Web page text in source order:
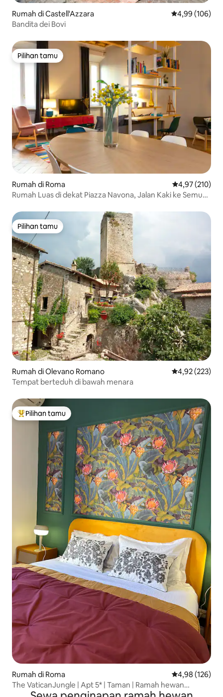
Rumah di Castell'Azzara Nilai rata-rata
4,99 (106)
Bandita dei Bovi
Pilihan tamu
Pilihan tamu
Rumah di Roma Nilai rata-rata
4,97 (210)
Rumah Luas di dekat Piazza Navona, Jalan Kaki ke Semua
Pilihan tamu
Pilihan tamu
Rumah di Olevano Romano Nilai rata-rata
4,92 (223)
Tempat berteduh di bawah menara
Pilihan tamu terpopuler
Pilihan tamu
Rumah di Roma Nilai rata-rata
4,98 (126)
The VaticanJungle | Apt 5* | Taman | Ramah hewan
peliharaan